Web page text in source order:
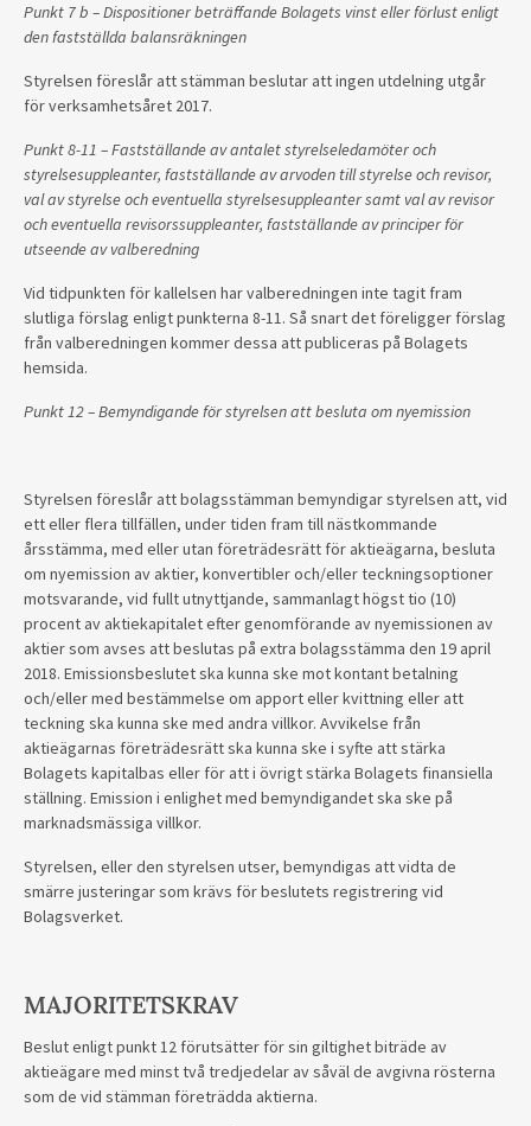
Punkt 7 b – Dispositioner beträffande Bolagets vinst eller förlust enligt
den fastställda balansräkningen
Styrelsen föreslår att stämman beslutar att ingen utdelning utgår
för verksamhetsåret 2017.
Punkt 8-11 – Fastställande av antalet styrelseledamöter och
styrelsesuppleanter, fastställande av arvoden till styrelse och revisor,
val av styrelse och eventuella styrelsesuppleanter samt val av revisor
och eventuella revisorssuppleanter, fastställande av principer för
utseende av valberedning
Vid tidpunkten för kallelsen har valberedningen inte tagit fram
slutliga förslag enligt punkterna 8-11. Så snart det föreligger förslag
från valberedningen kommer dessa att publiceras på Bolagets
hemsida.
Punkt 12 – Bemyndigande för styrelsen att besluta om nyemission
Styrelsen föreslår att bolagsstämman bemyndigar styrelsen att, vid
ett eller flera tillfällen, under tiden fram till nästkommande
årsstämma, med eller utan företrädesrätt för aktieägarna, besluta
om nyemission av aktier, konvertibler och/eller teckningsoptioner
motsvarande, vid fullt utnyttjande, sammanlagt högst tio (10)
procent av aktiekapitalet efter genomförande av nyemissionen av
aktier som avses att beslutas på extra bolagsstämma den 19 april
2018. Emissionsbeslutet ska kunna ske mot kontant betalning
och/eller med bestämmelse om apport eller kvittning eller att
teckning ska kunna ske med andra villkor. Avvikelse från
aktieägarnas företrädesrätt ska kunna ske i syfte att stärka
Bolagets kapitalbas eller för att i övrigt stärka Bolagets finansiella
ställning. Emission i enlighet med bemyndigandet ska ske på
marknadsmässiga villkor.
Styrelsen, eller den styrelsen utser, bemyndigas att vidta de
smärre justeringar som krävs för beslutets registrering vid
Bolagsverket.
MAJORITETSKRAV
Beslut enligt punkt 12 förutsätter för sin giltighet biträde av
aktieägare med minst två tredjedelar av såväl de avgivna rösterna
som de vid stämman företrädda aktierna.